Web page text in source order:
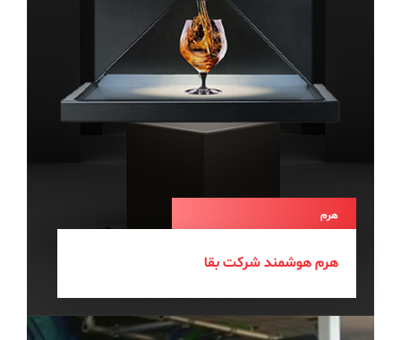
شرکت بقا